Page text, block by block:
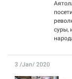
суры,
3 /Jan/ 2020